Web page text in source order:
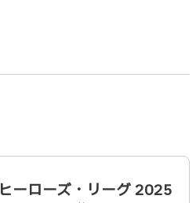
ヒーローズ・リーグ 2025